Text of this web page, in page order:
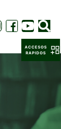
ACCESOS
RAPIDOS